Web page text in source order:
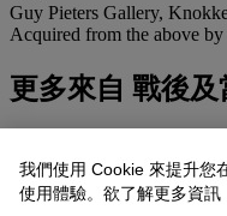
Guy Pieters Gallery,
Acquired from the above
更多來自 戰後及
查看全部
我們使用 Cookie 來提升您
使用體驗。欲了解更多資訊